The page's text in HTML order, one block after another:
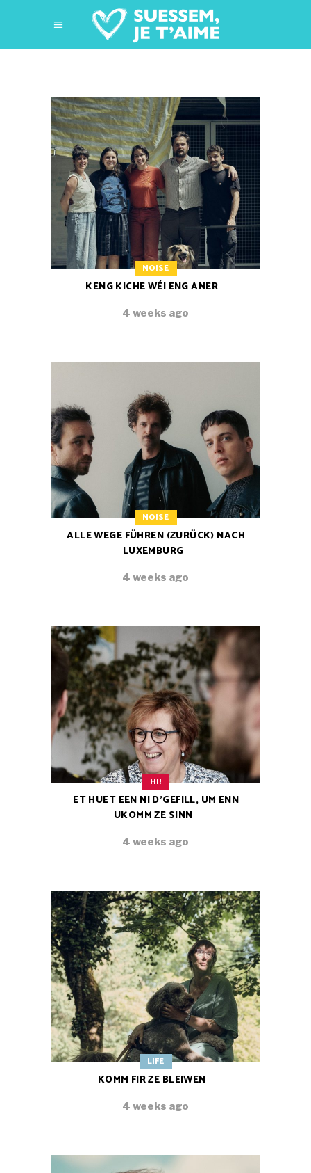
NOISE
KENG KICHE WÉI ENG ANER
4 weeks ago
NOISE
ALLE WEGE FÜHREN (ZURÜCK) NACH
LUXEMBURG
4 weeks ago
HI!
ET HUET EEN NI D’GEFILL, UM ENN
UKOMM ZE SINN
4 weeks ago
LIFE
KOMM FIR ZE BLEIWEN
4 weeks ago